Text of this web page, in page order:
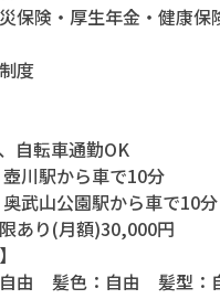
保険・厚生年金・健康保
度
自転車通勤OK
川駅から車で10分
武山公園駅から車で10分
あり(月額)30,000円
自由 髪色：自由 髪型：